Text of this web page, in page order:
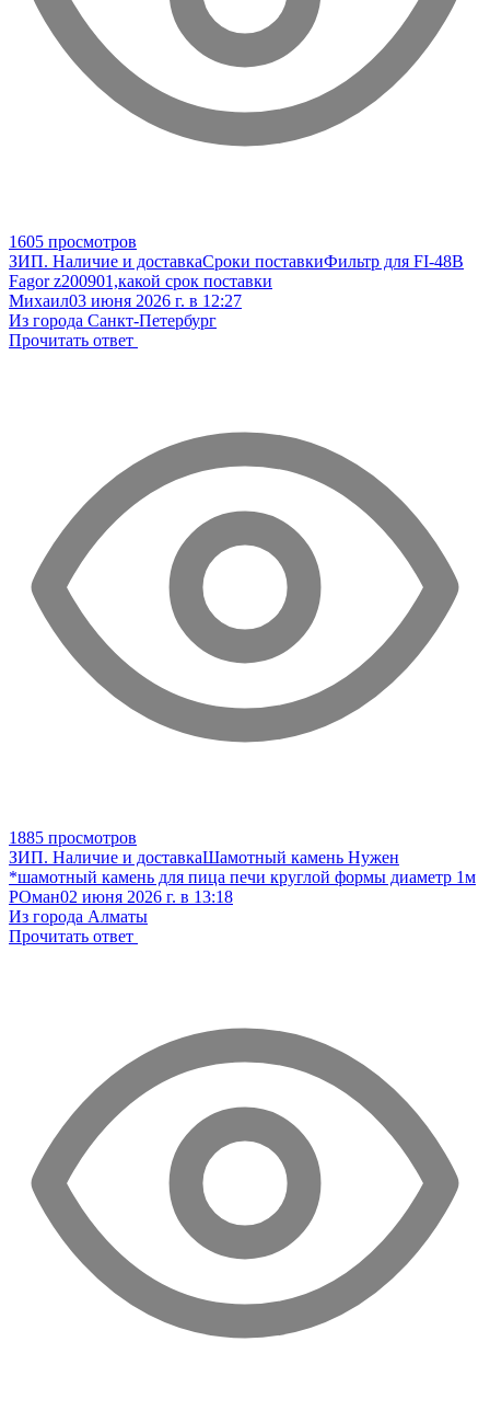
1605 просмотров
ЗИП. Наличие и доставкаСроки поставкиФильтр для FI-48B
Fagor z200901,какой срок поставки
Михаил03 июня 2026 г. в 12:27
Из города Санкт-Петербург
Прочитать ответ
1885 просмотров
ЗИП. Наличие и доставкаШамотный камень Нужен
*шамотный камень для пица печи круглой формы диаметр 1м
РОман02 июня 2026 г. в 13:18
Из города Алматы
Прочитать ответ